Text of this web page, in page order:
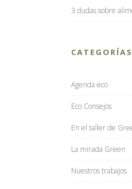
3 dudas sobre
CATEGORÍAS
Agenda eco
Eco Consejos
En el taller de
La mirada Green
Nuestros trabajos